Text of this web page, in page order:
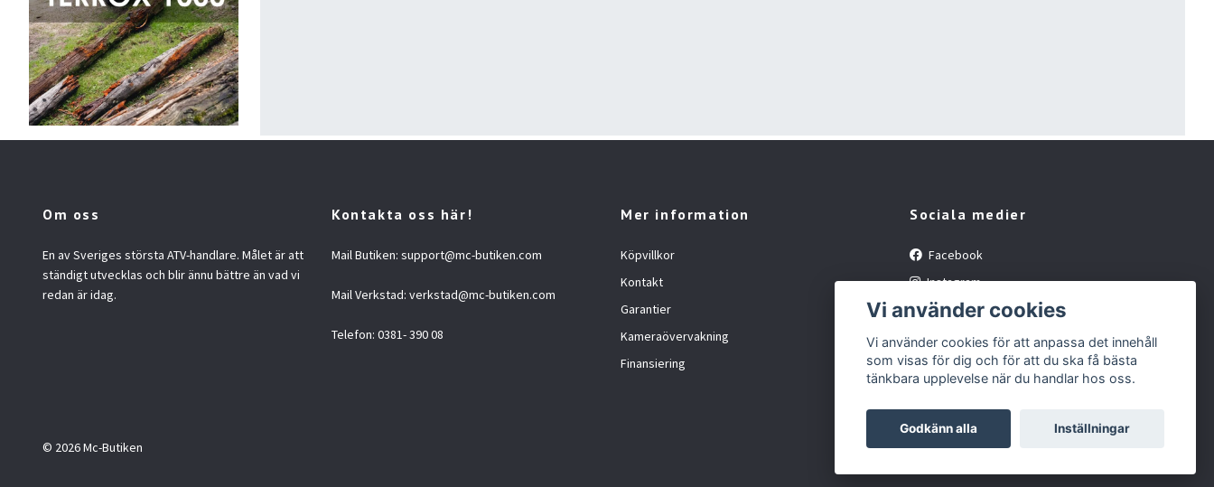
Om oss
En av Sveriges största ATV-handlare. Målet är att
ständigt utvecklas och blir ännu bättre än vad vi
redan är idag.
Kontakta oss här!
Mail Butiken: support@mc-butiken.com
Mail Verkstad: verkstad@mc-butiken.com
Telefon: 0381- 390 08
Mer information
Köpvillkor
Kontakt
Garantier
Kameraövervakning
Finansiering
Sociala medier
Facebook
Instagram
YouTube
© 2026 Mc-Butiken
Vi använder cookies
Vi använder cookies för att anpassa det innehåll
som visas för dig och för att du ska få bästa
tänkbara upplevelse när du handlar hos oss.
Godkänn alla Inställningar